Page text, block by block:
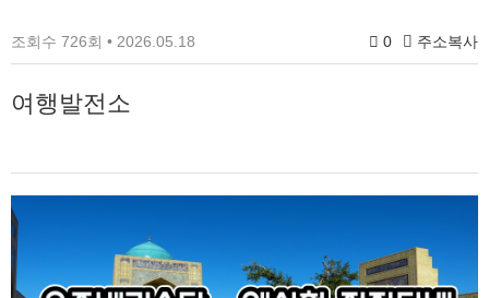
조회수 726회 • 2026.05.18 0 주소복사
여행발전소